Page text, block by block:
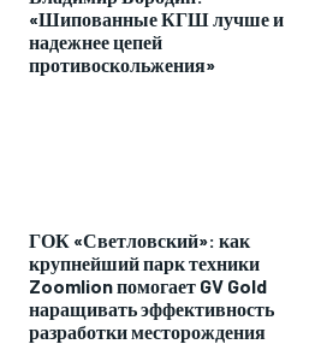
«Шипованные КГШ лучше и
надежнее цепей
противоскольжения»
ГОК «Светловский»: как
крупнейший парк техники
Zoomlion помогает GV Gold
наращивать эффективность
разработки месторождения